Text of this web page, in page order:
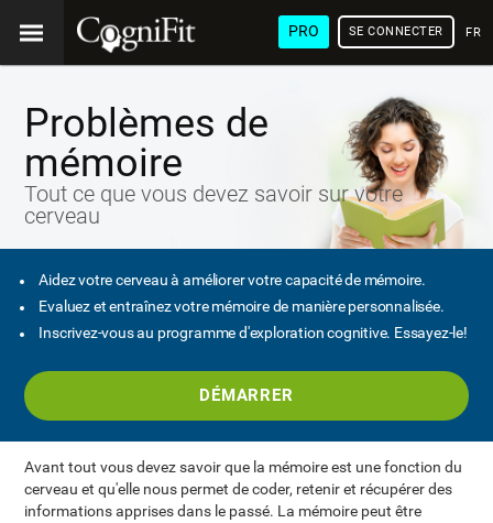
PRO SE CONNECTER
Problèmes de
mémoire
Tout ce que vous devez savoir sur votre
cerveau
Aidez votre cerveau à améliorer votre capacité de mémoire.
Evaluez et entraînez votre mémoire de manière personnalisée.
Inscrivez-vous au programme d'exploration cognitive. Essayez-le!
DÉMARRER
Avant tout vous devez savoir que la mémoire est une fonction du
cerveau et qu'elle nous permet de coder, retenir et récupérer des
informations apprises dans le passé. La mémoire peut être